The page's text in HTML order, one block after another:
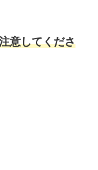
意してくださ